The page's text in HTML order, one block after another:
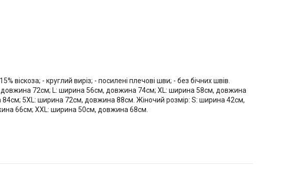
віскоза; - круглий виріз; - посилені плечові шви; - без бічних швів.
72см; L: ширина 56см, довжина 74см; XL: ширина 58см, довжина
5XL: ширина 72см, довжина 88см. Жіночий розмір: S: ширина 42см,
66см; XXL: ширина 50см, довжина 68см.